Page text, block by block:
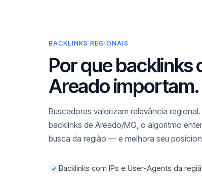
BACKLINKS REGIONAIS
Por que backlinks
Areado importam.
Buscadores valorizam relevância
backlinks de Areado/MG, o algoritmo
busca da região — e melhora seu
✓ Backlinks com IPs e User-Agents da